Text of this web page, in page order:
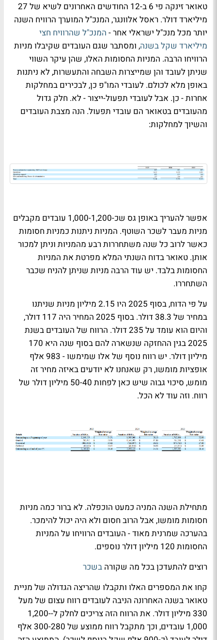
טאואר זינקה פי 6 ב-12 החודשים האחרונים לשיא של 27
מיליארד דולר. ראסל אלוונגר, המנכ"ל המוערך הרוויח השנה
יותר מכל מנכ"ל ישראלי אחר - המנכ"ל שהרוויח חצי
מיליארד שקל בשנה, ומסתבר שגם העובדים שקיבלו מניות
הרוויחו הרבה. המניות החסומות האלו, שהן עיקר השווי
שניתן לעובד והן שמייצרות השבחה והתעשרות, לא ניתנות
באופן מלא לכולם. לעובדי המו"פ כן, לבכירים במחלקות
אחרות - כן. אבל לעובדי תפעול-ייצור - לא. חלק גדול
מהעובדים בטאואר הם עובדי תפעול. הנה מצבת העובדים
והשיוך למחלקות:
אפשר להעריך באופן גס שכ-1,000-1,200 עובדים מקבלים
מניות מעבר לשכר השוטף. המניות ניתנות כמניות חסומות
כאשר לרוב כל שנה משתחררות רבע מהמניות וניתן למכור
אותן. טאואר בדוח השנתי המלא מפרטת את המניות
החסומות בלבד. יש עוד הרבה מניות שניתן להניח שכבר
השתחררו.
על פי הדוח, בסוף 2025 היו 2.15 מיליון מניות שניתנו
במחיר של 38.3 דולר. בסוף 2025 המחיר היה 117 דולר,
והיום הוא עומד על 235 דולר. הרווח של העובדים בשנת
2025 בגין ההחזקה שנשארה להם בסוף שנה היא 170
מיליון דולר. יש רווח נוסף של אלו שמימשו - 983 אלף
אופציות מומשו, רק שאנחנו לא יודעים באיזה מחיר זה
מומש, סיכוי גבוה שיש כאן לפחות 50-40 מיליון דולר של
רווח. וזה עוד לא הכל.
מתחילת השנה המניה כמעט הוכפלה. לא ברור כמה מניות
חסומות מומשו, אבל הרוב חסום ולא היה יכול להימכר.
בהערכה שמרנית מאוד - העובדים הרוויחו על המניות
החסומות 120 מיליון דולר נוספים.
רוצים להתעדכן בכל מה שקורה בשכר
קחו את המספרים האלו ותקבלו שהריצה הגדולה של מניית
טאואר בשנה האחרונה הניבה לעובדים רווח עצום של מעל
330 מיליון דולר. את הרווח הזה צריכים לחלק ל-1,200-
1,000 עובדים, וכך מתקבל רווח ממוצע של 300-280 אלף